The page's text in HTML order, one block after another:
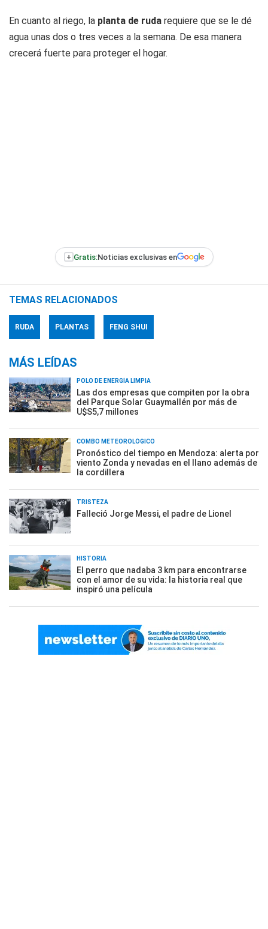
En cuanto al riego, la planta de ruda requiere que se le dé
agua unas dos o tres veces a la semana. De esa manera
crecerá fuerte para proteger el hogar.
+ Gratis:Noticias exclusivas en
TEMAS RELACIONADOS
RUDA PLANTAS FENG SHUI
MÁS LEÍDAS
POLO DE ENERGÍA LIMPIA
Las dos empresas que compiten por la obra
del Parque Solar Guaymallén por más de
U$S5,7 millones
COMBO METEOROLÓGICO
Pronóstico del tiempo en Mendoza: alerta por
viento Zonda y nevadas en el llano además de
la cordillera
TRISTEZA
Falleció Jorge Messi, el padre de Lionel
HISTORIA
El perro que nadaba 3 km para encontrarse
con el amor de su vida: la historia real que
inspiró una película